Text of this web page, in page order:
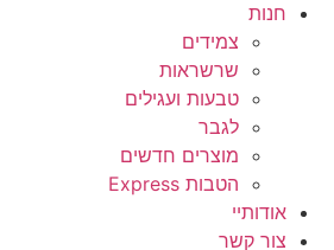
חנות
צמידים
שרשראות
טבעות ועגילים
לגבר
מוצרים חדשים
הטבות Express
אודותיי
צור קשר